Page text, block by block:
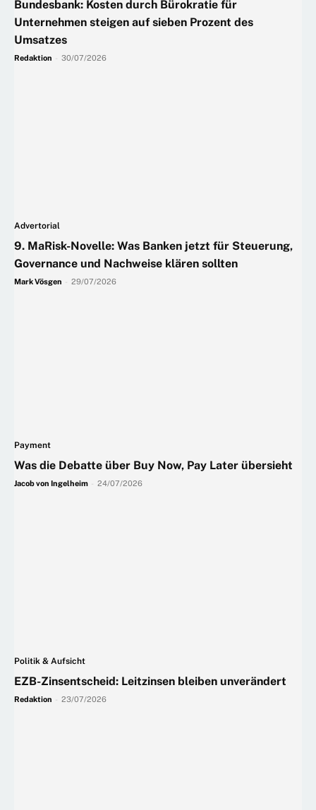
Bundesbank: Kosten durch Bürokratie für
Unternehmen steigen auf sieben Prozent des
Umsatzes
Redaktion 30/07/2026
Advertorial
9. MaRisk-Novelle: Was Banken jetzt für Steuerung,
Governance und Nachweise klären sollten
Mark Vösgen 29/07/2026
Payment
Was die Debatte über Buy Now, Pay Later übersieht
Jacob von Ingelheim 24/07/2026
Politik & Aufsicht
EZB-Zinsentscheid: Leitzinsen bleiben unverändert
Redaktion 23/07/2026